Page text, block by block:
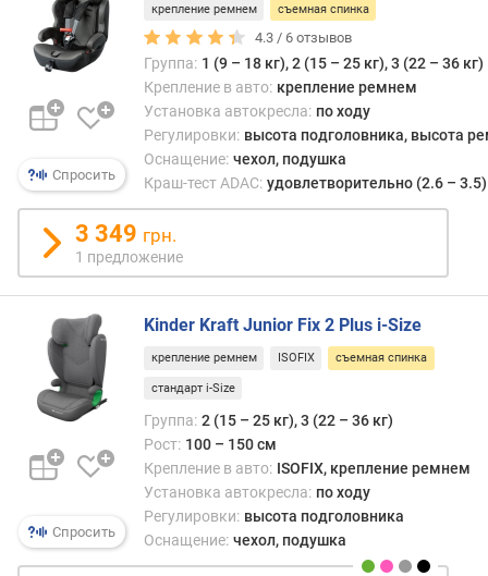
Спросить
крепление ремнем съемная спинка
4.3 / 6 отзывов
Группа: 1 (9 – 18 кг), 2 (15 – 25 кг), 3 (22 – 36 кг)
Крепление в авто: крепление ремнем
Установка автокресла: по ходу
Регулировки: высота подголовника, высота
Оснащение: чехол, подушка
Краш-тест ADAC: удовлетворительно (2.6 – 3.5)
3 349 грн.
1 предложение
Спросить
Kinder Kraft Junior Fix 2 Plus i-Size
крепление ремнем ISOFIX съемная спинка
стандарт i-Size
Группа: 2 (15 – 25 кг), 3 (22 – 36 кг)
Рост: 100 – 150 см
Крепление в авто: ISOFIX, крепление ремнем
Установка автокресла: по ходу
Регулировки: высота подголовника
Оснащение: чехол, подушка